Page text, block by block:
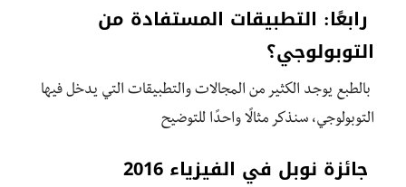
رابعًا: التطبيقات المستفادة من
التوبولوجي؟
بالطبع يوجد الكثير من المجالات والتطبيقات التي يدخل فيها
التوبولوجي، سنذكر مثالًا واحدًا للتوضيح
جائزة نوبل في الفيزياء 2016